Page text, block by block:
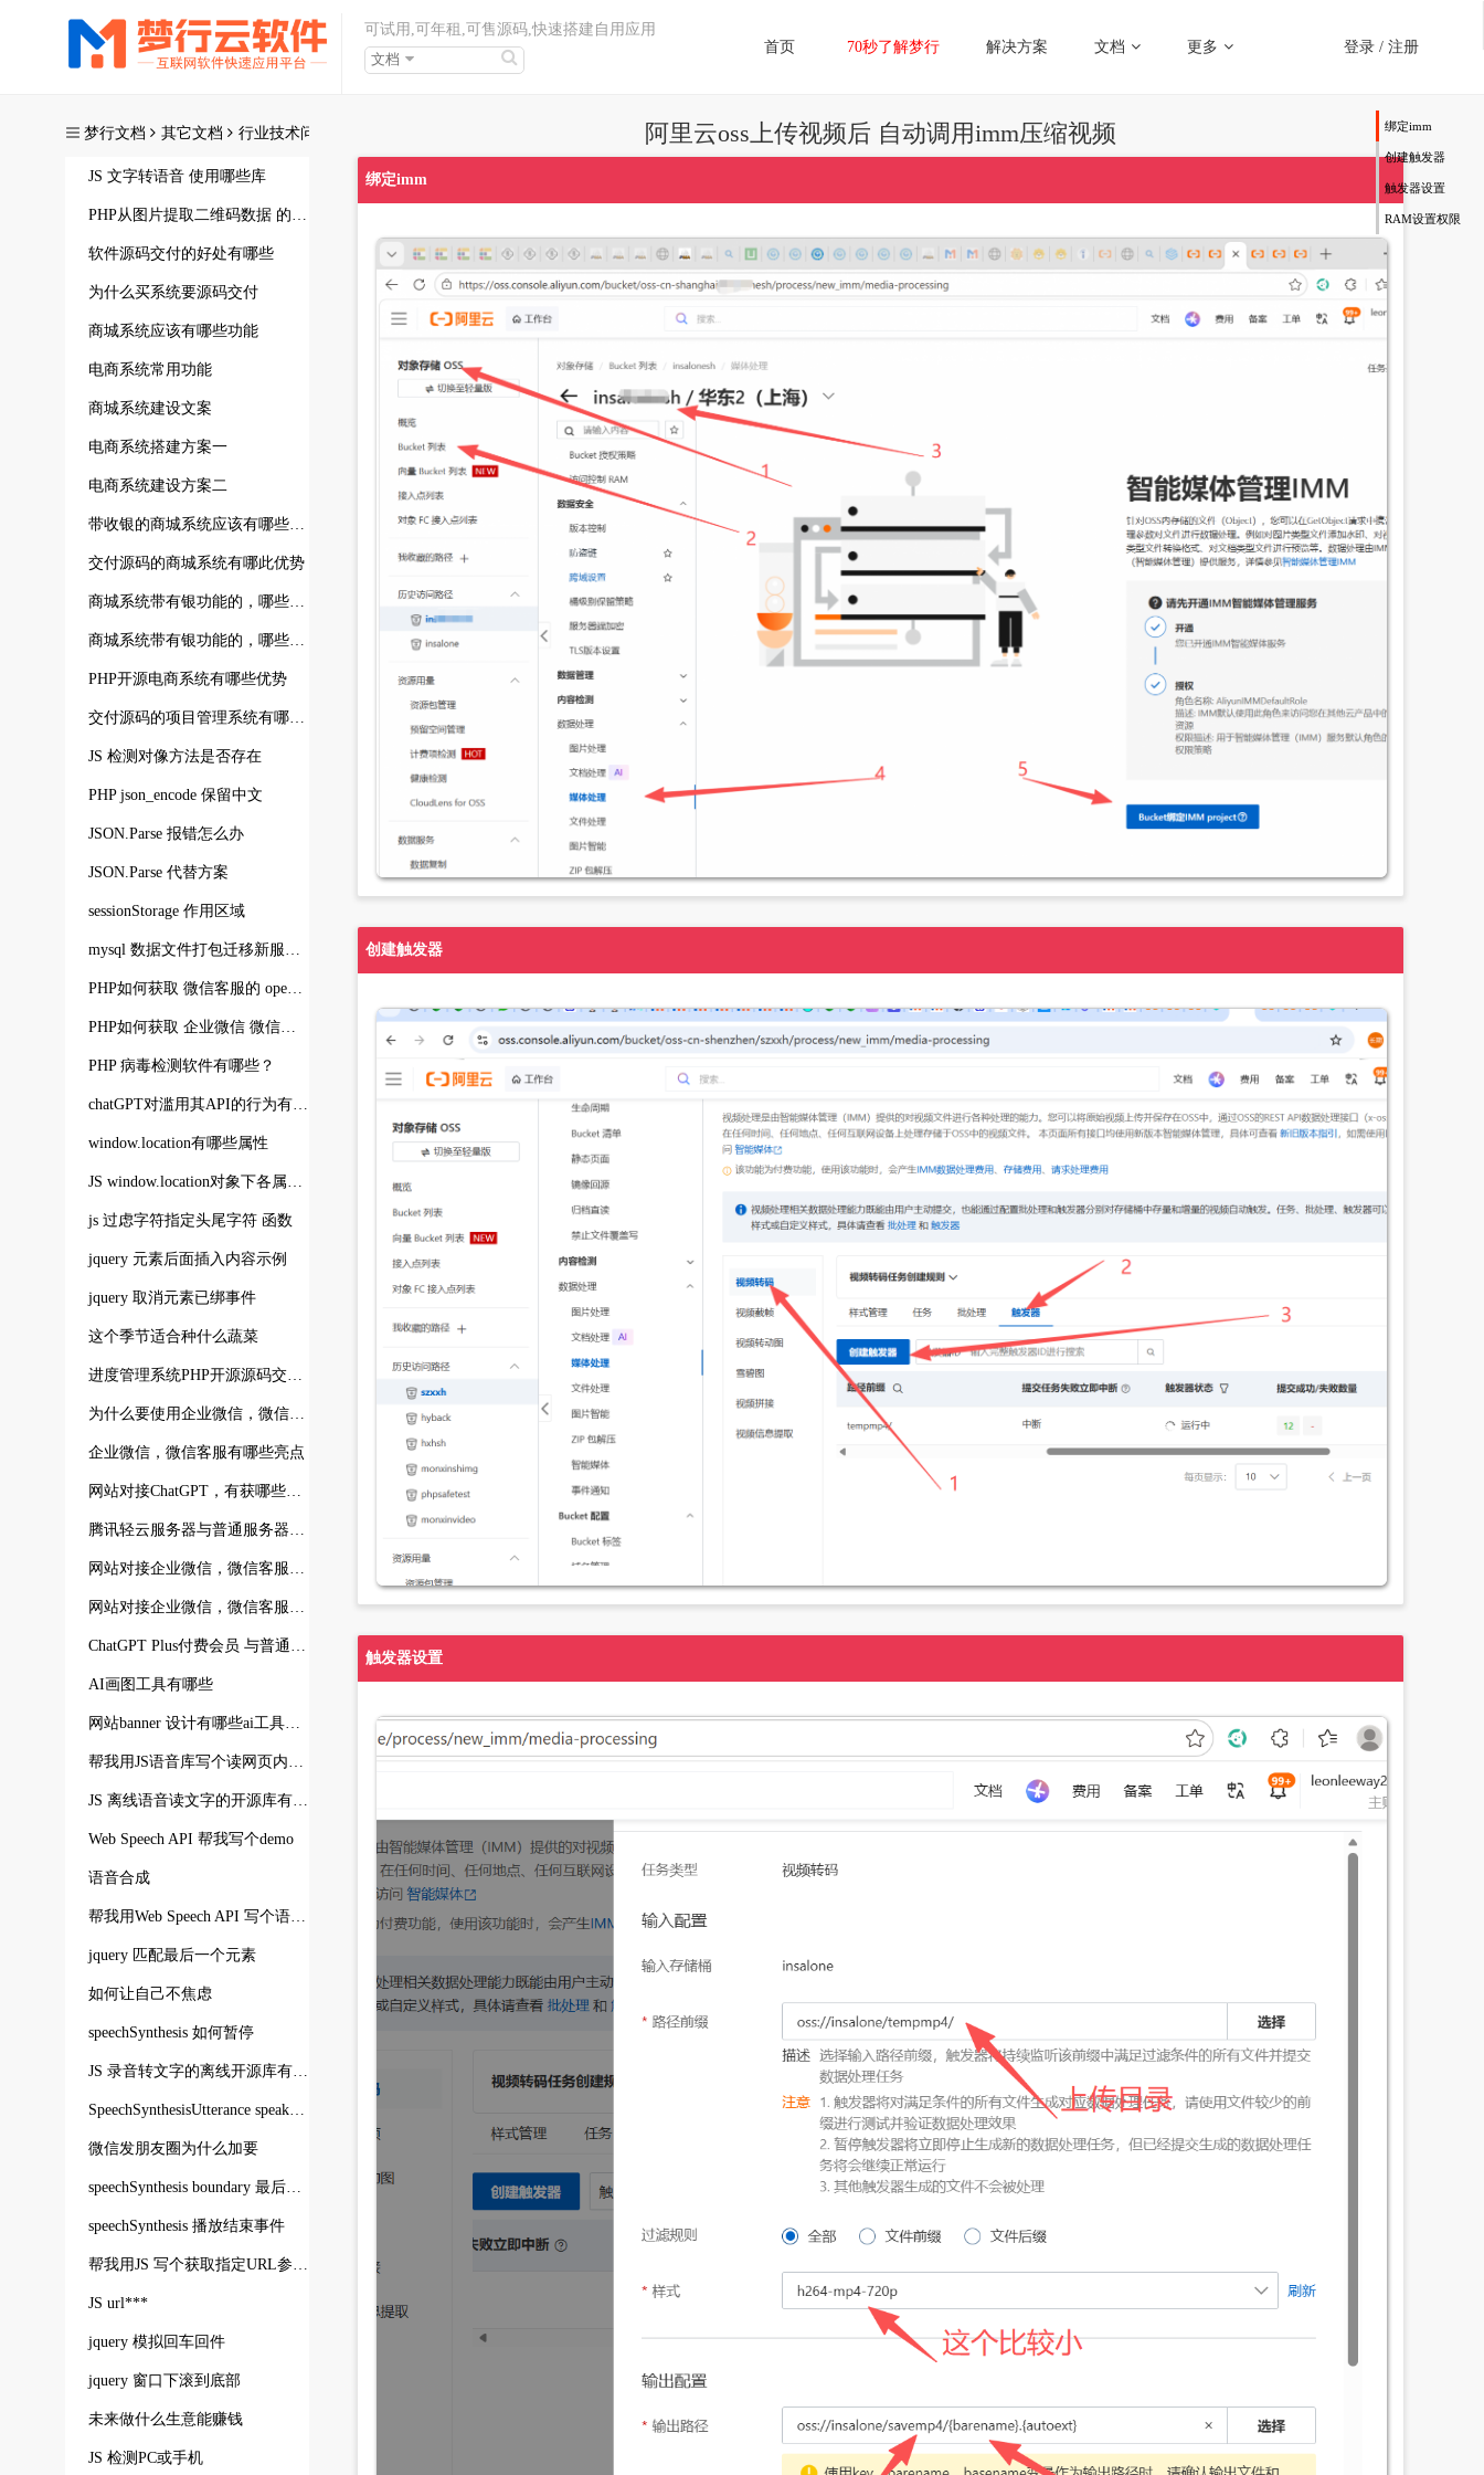
可试用,可年租,可售源码,快速搭建自用应用
文档
首页 70秒了解梦行 解决方案 文档 更多 登录 /注册
梦行文档 其它文档 行业技术问答
JS 文字转语音 使用哪些库
PHP从图片提取二维码数据 的库有哪些
软件源码交付的好处有哪些
为什么买系统要源码交付
商城系统应该有哪些功能
电商系统常用功能
商城系统建设文案
电商系统搭建方案一
电商系统建设方案二
带收银的商城系统应该有哪些功能
交付源码的商城系统有哪此优势
商城系统带有银功能的，哪些是必要功能
商城系统带有银功能的，哪些是必要功能453
PHP开源电商系统有哪些优势
交付源码的项目管理系统有哪些好处
JS 检测对像方法是否存在
PHP json_encode 保留中文
JSON.Parse 报错怎么办
JSON.Parse 代替方案
sessionStorage 作用区域
mysql 数据文件打包迁移新服务器后 执行 FLUSH PRIVILEGES 更新权限
PHP如何获取 微信客服的 open_kfid
PHP如何获取 企业微信 微信客服的 open_kfid
PHP 病毒检测软件有哪些？
chatGPT对滥用其API的行为有哪些明确的规定
window.location有哪些属性
JS window.location对象下各属性示例
js 过虑字符指定头尾字符 函数
jquery 元素后面插入内容示例
jquery 取消元素已绑事件
这个季节适合种什么蔬菜
进度管理系统PHP开源源码交付有什么优点
为什么要使用企业微信，微信微信有哪些用途
企业微信，微信客服有哪些亮点
网站对接ChatGPT，有获哪些能力
腾讯轻云服务器与普通服务器有哪些区别
网站对接企业微信，微信客服后有哪些好处
网站对接企业微信，微信客服后，如何记录客户访问页面情况
ChatGPT Plus付费会员 与普通会员 在接口请求返回速度方面有哪些区别
AI画图工具有哪些
网站banner 设计有哪些ai工具可推荐
帮我用JS语音库写个读网页内容的demo
JS 离线语音读文字的开源库有哪些
Web Speech API 帮我写个demo
语音合成
帮我用Web Speech API 写个语音读网页demo
jquery 匹配最后一个元素
如何让自己不焦虑
speechSynthesis 如何暂停
JS 录音转文字的离线开源库有哪些
SpeechSynthesisUtterance speak如何返回正在读的字
微信发朋友圈为什么加要
speechSynthesis boundary 最后几个字检测不到
speechSynthesis 播放结束事件
帮我用JS 写个获取指定URL参数的函数
JS url***
jquery 模拟回车回件
jquery 窗口下滚到底部
未来做什么生意能赚钱
JS 检测PC或手机
阿里云oss上传视频后 自动调用imm压缩视频
绑定imm
创建触发器
触发器设置
绑定imm
创建触发器
触发器设置
RAM设置权限